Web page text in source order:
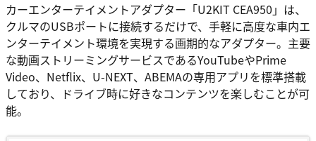
カーエンターテイメントアダプター「U2KIT CEA950」は、
クルマのUSBポートに接続するだけで、手軽に高度な車内エ
ンターテイメント環境を実現する画期的なアダプター。主要
な動画ストリーミングサービスであるYouTubeやPrime
Video、Netflix、U-NEXT、ABEMAの専用アプリを標準搭載
しており、ドライブ時に好きなコンテンツを楽しむことが可
能。